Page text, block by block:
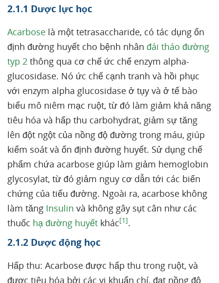
2.1.1 Dược lực học
Acarbose là một tetrasaccharide, có tác dụng ổn
định đường huyết cho bệnh nhân đái tháo đường
typ 2 thông qua cơ chế ức chế enzym alpha-
glucosidase. Nó ức chế cạnh tranh và hồi phục
với enzym alpha glucosidase ở tụy và ở tế bào
biểu mô niêm mạc ruột, từ đó làm giảm khả năng
tiêu hóa và hấp thu carbohydrat, giảm sự tăng
lên đột ngột của nồng độ đường trong máu, giúp
kiểm soát và ổn định đường huyết. Sử dụng chế
phẩm chứa acarbose giúp làm giảm hemoglobin
glycosylat, từ đó giảm nguy cơ dẫn tới các biến
chứng của tiểu đường. Ngoài ra, acarbose không
làm tăng Insulin và không gây sụt cân như các
thuốc hạ đường huyết khác[1].
2.1.2 Dược động học
Hấp thu: Acarbose được hấp thu trong ruột, và
được tiêu hóa bởi các vi khuẩn chí, đạt nồng độ